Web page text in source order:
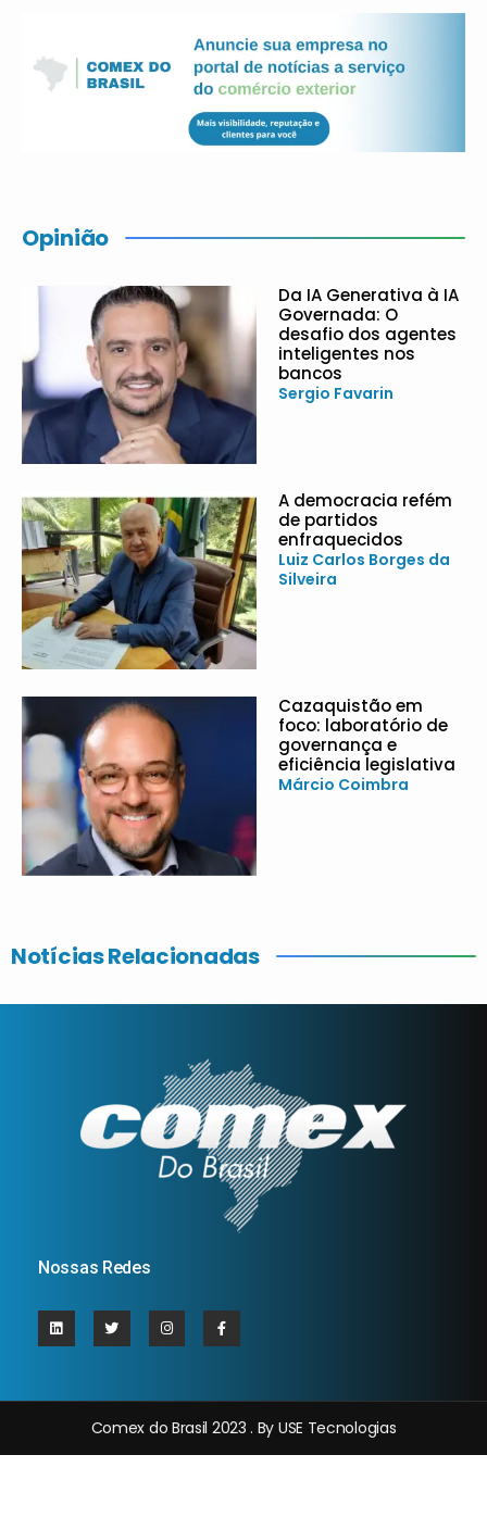
Opinião
Da IA Generativa à IA
Governada: O
desafio dos agentes
inteligentes nos
bancos
Sergio Favarin
A democracia refém
de partidos
enfraquecidos
Luiz Carlos Borges da
Silveira
Cazaquistão em
foco: laboratório de
governança e
eficiência legislativa
Márcio Coimbra
Notícias Relacionadas
Nossas Redes
Comex do Brasil 2023 . By USE Tecnologias